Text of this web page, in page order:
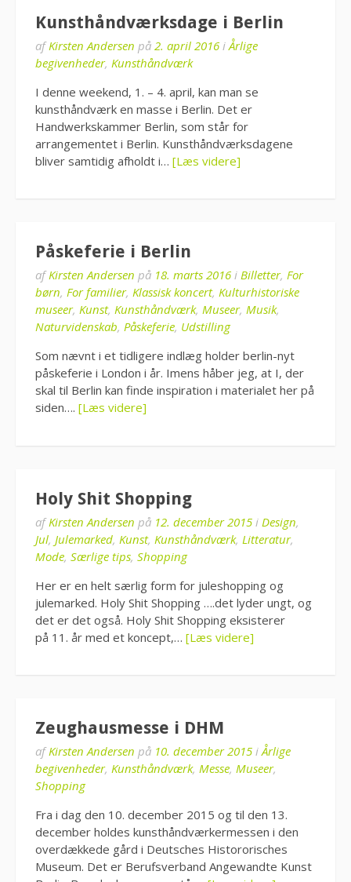
Kunsthåndværksdage i Berlin
afKirsten Andersen på 2. april 2016 i Årlige
begivenheder, Kunsthåndværk
I denne weekend, 1. – 4. april, kan man se
kunsthåndværk en masse i Berlin. Det er
Handwerkskammer Berlin, som står for
arrangementet i Berlin. Kunsthåndværksdagene
bliver samtidig afholdt i… [Læs videre]
Påskeferie i Berlin
afKirsten Andersen på 18. marts 2016 i Billetter, For
børn, For familier, Klassisk koncert, Kulturhistoriske
museer, Kunst, Kunsthåndværk, Museer, Musik,
Naturvidenskab, Påskeferie, Udstilling
Som nævnt i et tidligere indlæg holder berlin-nyt
påskeferie i London i år. Imens håber jeg, at I, der
skal til Berlin kan finde inspiration i materialet her på
siden…. [Læs videre]
Holy Shit Shopping
afKirsten Andersen på 12. december 2015 i Design,
Jul, Julemarked, Kunst, Kunsthåndværk, Litteratur,
Mode, Særlige tips, Shopping
Her er en helt særlig form for juleshopping og
julemarked. Holy Shit Shopping ….det lyder ungt, og
det er det også. Holy Shit Shopping eksisterer
på 11. år med et koncept,… [Læs videre]
Zeughausmesse i DHM
afKirsten Andersen på 10. december 2015 iÅrlige
begivenheder, Kunsthåndværk, Messe, Museer,
Shopping
Fra i dag den 10. december 2015 og til den 13.
december holdes kunsthåndværkermessen i den
overdækkede gård i Deutsches Histororisches
Museum. Det er Berufsverband Angewandte Kunst